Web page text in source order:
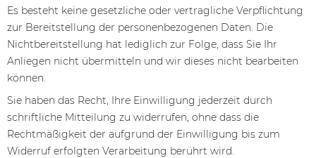
Es besteht keine gesetzliche oder vertragliche Verpflichtung
zur Bereitstellung der personenbezogenen Daten. Die
Nichtbereitstellung hat lediglich zur Folge, dass Sie Ihr
Anliegen nicht übermitteln und wir dieses nicht bearbeiten
können.
Sie haben das Recht, Ihre Einwilligung jederzeit durch
schriftliche Mitteilung zu widerrufen, ohne dass die
Rechtmäßigkeit der aufgrund der Einwilligung bis zum
Widerruf erfolgten Verarbeitung berührt wird.